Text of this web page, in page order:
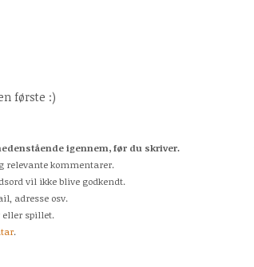
første :)
igennem, før du skriver.
relevante kommentarer.
vil ikke blive godkendt.
adresse osv.
eller spillet.
.